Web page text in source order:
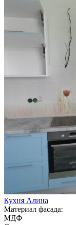
Кухня Алина
Материал фасада:
МДФ